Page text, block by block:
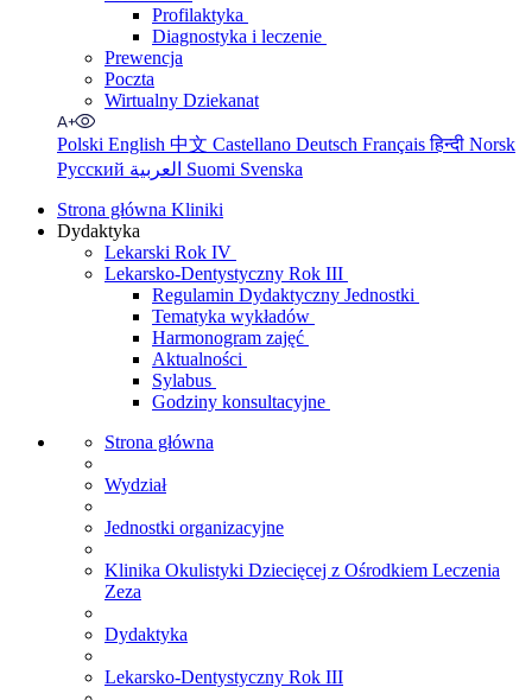
Profilaktyka
Diagnostyka i leczenie
Prewencja
Poczta
Wirtualny Dziekanat
Polski English 中文 Castellano Deutsch Françaisहिन्दी Norsk
Русский
Suomi Svenska
Strona główna Kliniki
Dydaktyka
Lekarski Rok IV
Lekarsko-Dentystyczny Rok III
Regulamin Dydaktyczny Jednostki
Tematyka wykładów
Harmonogram zajęć
Aktualności
Sylabus
Godziny konsultacyjne
Strona główna
Wydział
Jednostki organizacyjne
Klinika Okulistyki Dziecięcej z Ośrodkiem Leczenia
Zeza
Dydaktyka
Lekarsko-Dentystyczny Rok III